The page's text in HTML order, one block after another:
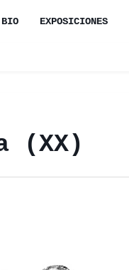
BIO EXPOSICIONES
(XX)